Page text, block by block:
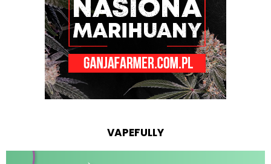
VAPEFULLY